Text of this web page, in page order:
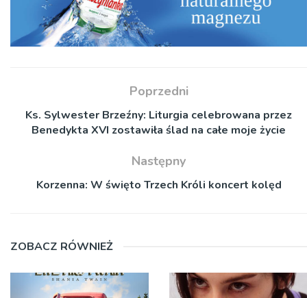
Poprzedni
Ks. Sylwester Brzeźny: Liturgia celebrowana przez
Benedykta XVI zostawiła ślad na całe moje życie
Następny
Korzenna: W święto Trzech Króli koncert kolęd
ZOBACZ RÓWNIEŻ